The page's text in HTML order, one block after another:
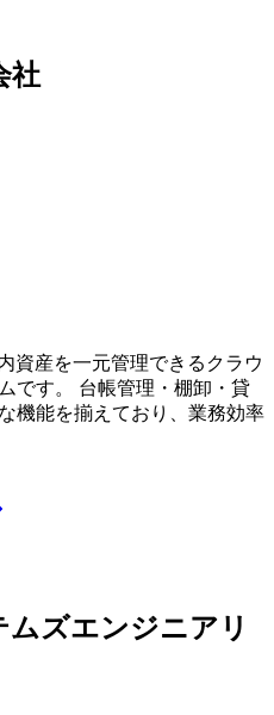
産を一元管理できるクラウ
す。 台帳管理・棚卸・貸
能を揃えており、業務効率
ズエンジニアリ